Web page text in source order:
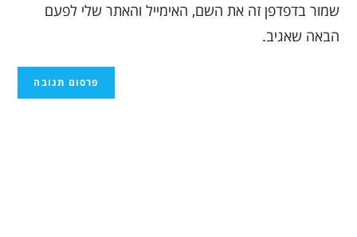
שמור בדפדפן זה את השם, האימייל והאתר שלי לפעם
הבאה שאגיב.